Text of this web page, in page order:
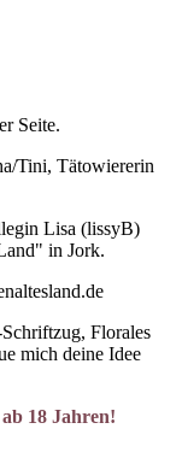
Seite.
Tini, Tätowiererin
Lisa (lissyB)
in Jork.
Florales
mich deine Idee
18 Jahren!